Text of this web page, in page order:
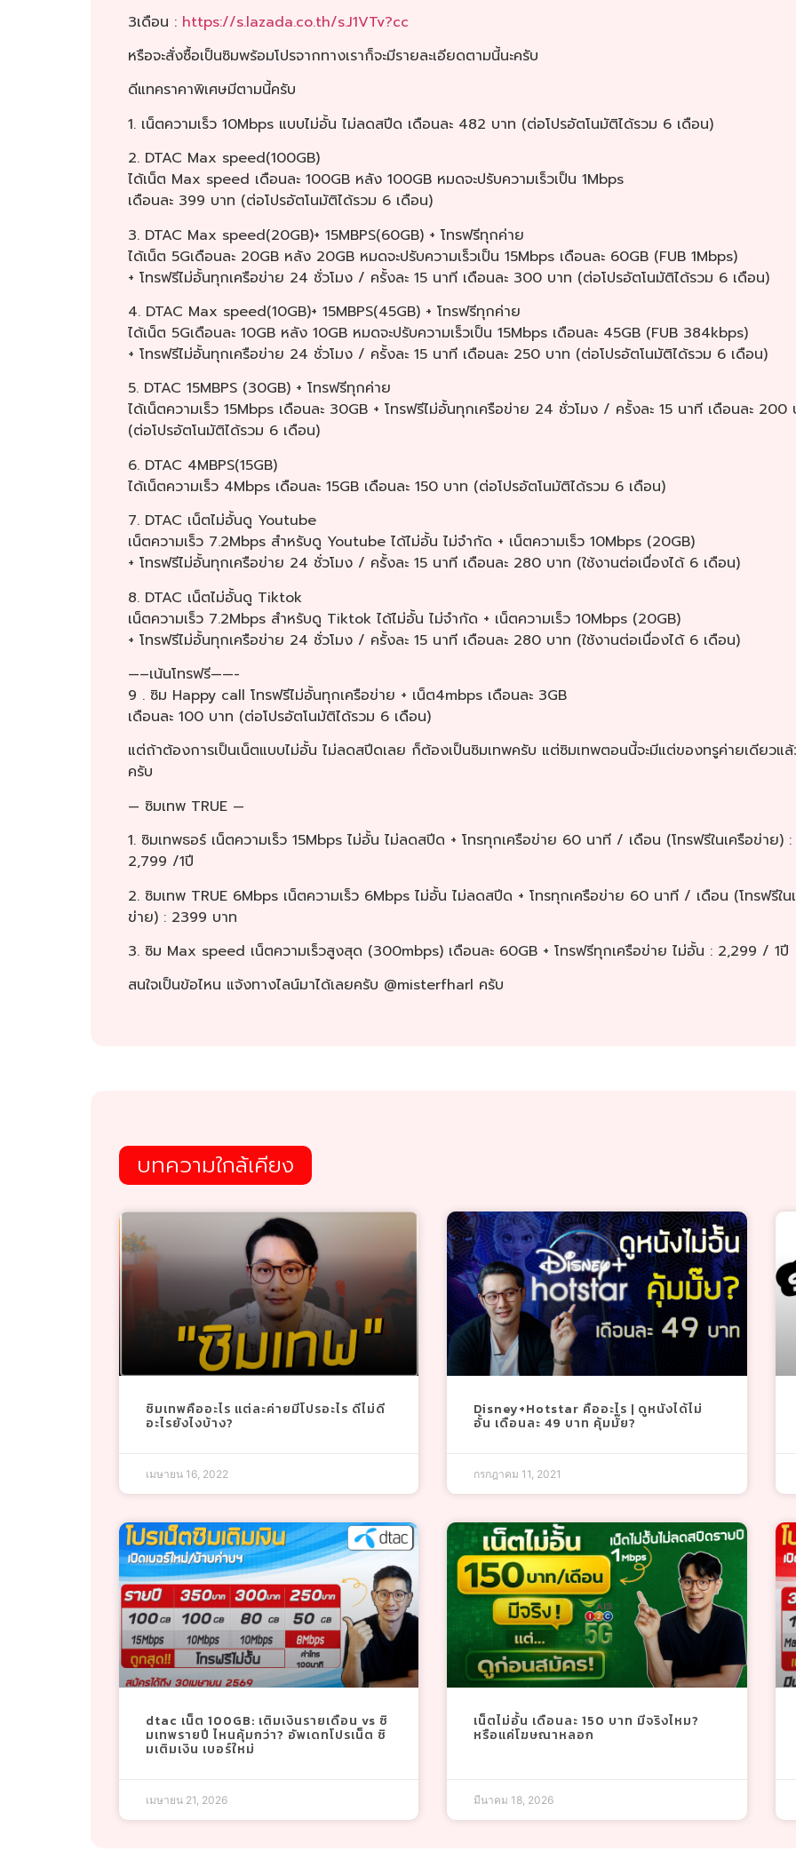
3เดือน : https://s.lazada.co.th/s.J1VTv?cc
หรือจะสั่งซื้อเป็นซิมพร้อมโปรจากทางเราก็จะมีรายละเอียดตามนี้นะครับ
ดีแทคราคาพิเศษมีตามนี้ครับ
1. เน็ตความเร็ว 10Mbps แบบไม่อั้น ไม่ลดสปีด เดือนละ 482 บาท (ต่อโปรอัตโนมัติได้รวม 6 เดือน)
2. DTAC Max speed(100GB)
ได้เน็ต Max speed เดือนละ 100GB หลัง 100GB หมดจะปรับความเร็วเป็น 1Mbps
เดือนละ 399 บาท (ต่อโปรอัตโนมัติได้รวม 6 เดือน)
3. DTAC Max speed(20GB)+ 15MBPS(60GB) + โทรฟรีทุกค่าย
ได้เน็ต 5Gเดือนละ 20GB หลัง 20GB หมดจะปรับความเร็วเป็น 15Mbps เดือนละ 60GB (FUB 1Mbps)
+ โทรฟรีไม่อั้นทุกเครือข่าย 24 ชั่วโมง / ครั้งละ 15 นาที เดือนละ 300 บาท (ต่อโปรอัตโนมัติได้รวม 6 เดือน)
4. DTAC Max speed(10GB)+ 15MBPS(45GB) + โทรฟรีทุกค่าย
ได้เน็ต 5Gเดือนละ 10GB หลัง 10GB หมดจะปรับความเร็วเป็น 15Mbps เดือนละ 45GB (FUB 384kbps)
+ โทรฟรีไม่อั้นทุกเครือข่าย 24 ชั่วโมง / ครั้งละ 15 นาที เดือนละ 250 บาท (ต่อโปรอัตโนมัติได้รวม 6 เดือน)
5. DTAC 15MBPS (30GB) + โทรฟรีทุกค่าย
ได้เน็ตความเร็ว 15Mbps เดือนละ 30GB + โทรฟรีไม่อั้นทุกเครือข่าย 24 ชั่วโมง / ครั้งละ 15 นาที เดือนละ 200
(ต่อโปรอัตโนมัติได้รวม 6 เดือน)
6. DTAC 4MBPS(15GB)
ได้เน็ตความเร็ว 4Mbps เดือนละ 15GB เดือนละ 150 บาท (ต่อโปรอัตโนมัติได้รวม 6 เดือน)
7. DTAC เน็ตไม่อั้นดู Youtube
เน็ตความเร็ว 7.2Mbps สำหรับดู Youtube ได้ไม่อั้น ไม่จำกัด + เน็ตความเร็ว 10Mbps (20GB)
+ โทรฟรีไม่อั้นทุกเครือข่าย 24 ชั่วโมง / ครั้งละ 15 นาที เดือนละ 280 บาท (ใช้งานต่อเนื่องได้ 6 เดือน)
8. DTAC เน็ตไม่อั้นดู Tiktok
เน็ตความเร็ว 7.2Mbps สำหรับดู Tiktok ได้ไม่อั้น ไม่จำกัด + เน็ตความเร็ว 10Mbps (20GB)
+ โทรฟรีไม่อั้นทุกเครือข่าย 24 ชั่วโมง / ครั้งละ 15 นาที เดือนละ 280 บาท (ใช้งานต่อเนื่องได้ 6 เดือน)
—–เน้นโทรฟรี——-
9 . ซิม Happy call โทรฟรีไม่อั้นทุกเครือข่าย + เน็ต4mbps เดือนละ 3GB
เดือนละ 100 บาท (ต่อโปรอัตโนมัติได้รวม 6 เดือน)
แต่ถ้าต้องการเป็นเน็ตแบบไม่อั้น ไม่ลดสปีดเลย ก็ต้องเป็นซิมเทพครับ แต่ซิมเทพตอนนี้จะมีแต่ของทรูค่ายเดียวแล้
ครับ
— ซิมเทพ TRUE —
1. ซิมเทพธอร์ เน็ตความเร็ว 15Mbps ไม่อั้น ไม่ลดสปีด + โทรทุกเครือข่าย 60 นาที / เดือน (โทรฟรีในเครือข่าย) :
2,799 /1ปี
2. ซิมเทพ TRUE 6Mbps เน็ตความเร็ว 6Mbps ไม่อั้น ไม่ลดสปีด + โทรทุกเครือข่าย 60 นาที / เดือน (โทรฟรีใน
ข่าย) : 2399 บาท
3. ซิม Max speed เน็ตความเร็วสูงสุด (300mbps) เดือนละ 60GB + โทรฟรีทุกเครือข่าย ไม่อั้น : 2,299 / 1ปี
สนใจเป็นข้อไหน แจ้งทางไลน์มาได้เลยครับ @misterfharl ครับ
บทความใกล้เคียง
ซิมเทพคืออะไร แต่ละค่ายมีโปรอะไร ดีไม่ดี
อะไรยังไงบ้าง?
เมษายน 16, 2022
Disney+Hotstar คืออะไร | ดูหนังได้ไม่
อั้น เดือนละ 49 บาท คุ้มมั๊ย?
กรกฎาคม 11, 2021
dtac เน็ต 100GB: เติมเงินรายเดือน vs ซิ
มเทพรายปี ไหนคุ้มกว่า? อัพเดทโปรเน็ต ซิ
มเติมเงิน เบอร์ใหม่
เมษายน 21, 2026
เน็ตไม่อั้น เดือนละ 150 บาท มีจริงไหม?
หรือแค่โฆษณาหลอก
มีนาคม 18, 2026